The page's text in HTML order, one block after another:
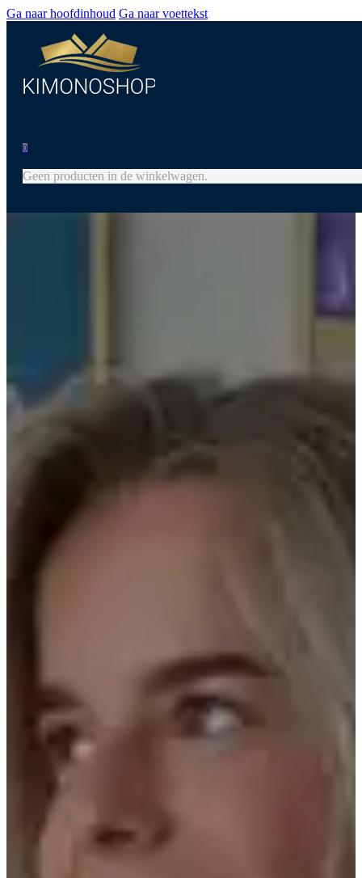
Ga naar hoofdinhoud Ga naar voettekst
0
Geen producten in de winkelwagen.